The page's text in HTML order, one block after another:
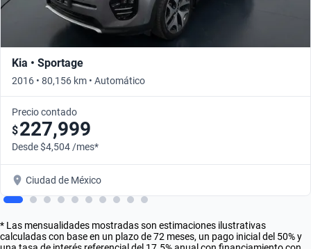
Kia • Sportage
2016 • 80,156 km • Automático
Precio contado
$227,999
Desde $4,504 /mes*
Ciudad de México
* Las mensualidades mostradas son estimaciones ilustrativas
calculadas con base en un plazo de 72 meses, un pago inicial del 50% y